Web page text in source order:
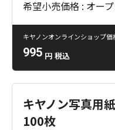
希望小売価格 : オー
キヤノンオンラインショップ価
995 円 税込
キヤノン写真用
100枚